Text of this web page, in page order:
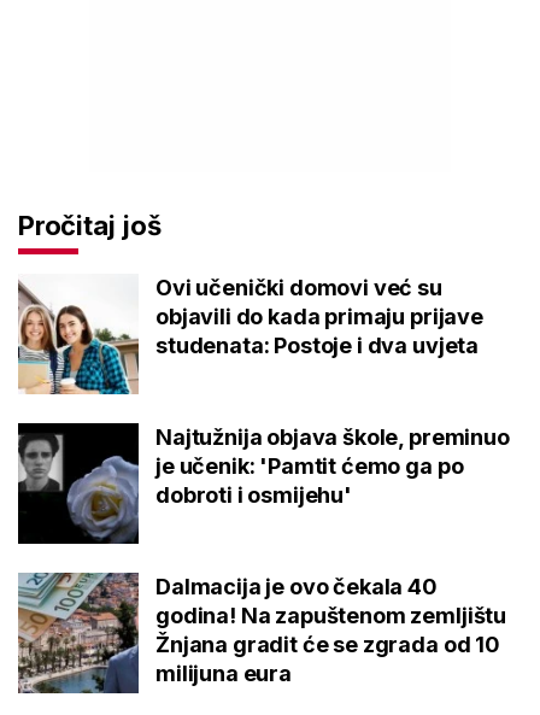
Pročitaj još
Ovi učenički domovi već su
objavili do kada primaju prijave
studenata: Postoje i dva uvjeta
Najtužnija objava škole, preminuo
je učenik: 'Pamtit ćemo ga po
dobroti i osmijehu'
Dalmacija je ovo čekala 40
godina! Na zapuštenom zemljištu
Žnjana gradit će se zgrada od 10
milijuna eura